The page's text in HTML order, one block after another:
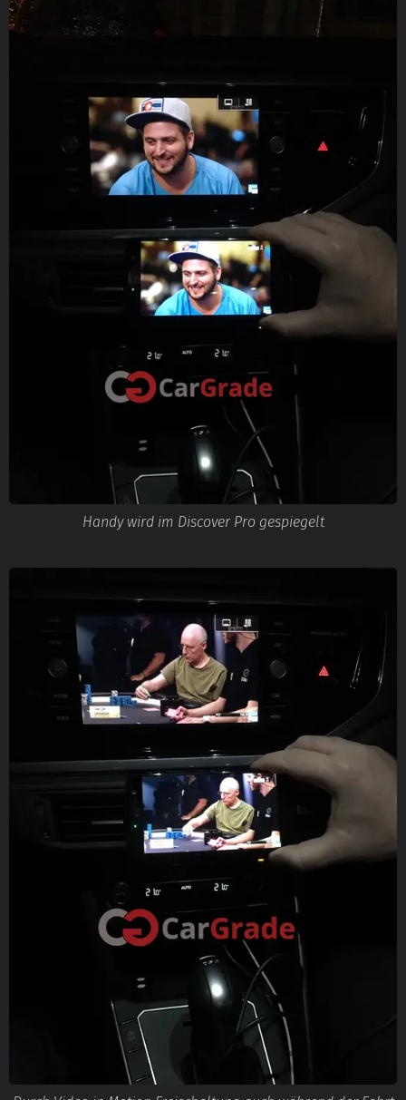
Handy wird im Discover Pro gespiegelt